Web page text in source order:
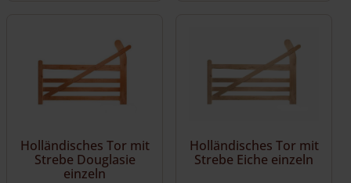
Holländisches Tor mit
Strebe Douglasie
einzeln
Holländisches Tor mit
Strebe Eiche einzeln